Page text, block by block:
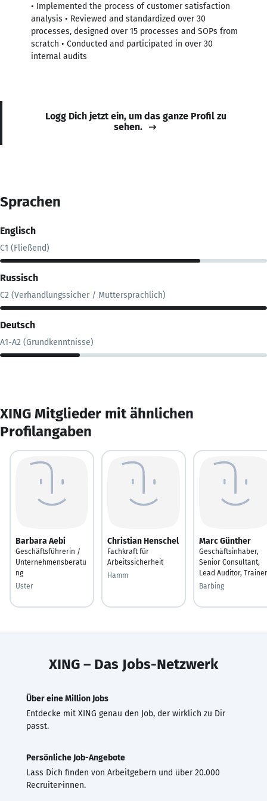
• Implemented the process of customer satisfaction
analysis • Reviewed and standardized over 30
processes, designed over 15 processes and SOPs from
scratch • Conducted and participated in over 30
internal audits
Logg Dich jetzt ein, um das ganze Profil zu
sehen.
Sprachen
Englisch
C1 (Fließend)
Russisch
C2 (Verhandlungssicher / Muttersprachlich)
Deutsch
A1-A2 (Grundkenntnisse)
XING Mitglieder mit ähnlichen
Profilangaben
Barbara Aebi
Geschäftsführerin /
Unternehmensberatu
ng
Uster
Christian Henschel
Fachkraft für
Arbeitssicherheit
Hamm
Marc Günther
Geschäftsinhaber,
Senior Consultant,
Lead Auditor, Trainer
Barbing
XING – Das Jobs-Netzwerk
Über eine Million Jobs
Entdecke mit XING genau den Job, der wirklich zu Dir
passt.
Persönliche Job-Angebote
Lass Dich finden von Arbeitgebern und über 20.000
Recruiter·innen.